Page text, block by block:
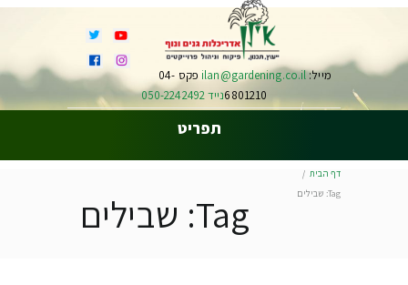
מייל:ilan@gardening.co.il
פקס 04-
6801210נייד 050-2242492
תפריט
Tag: שבילים
דף הבית
Tag: שבילים